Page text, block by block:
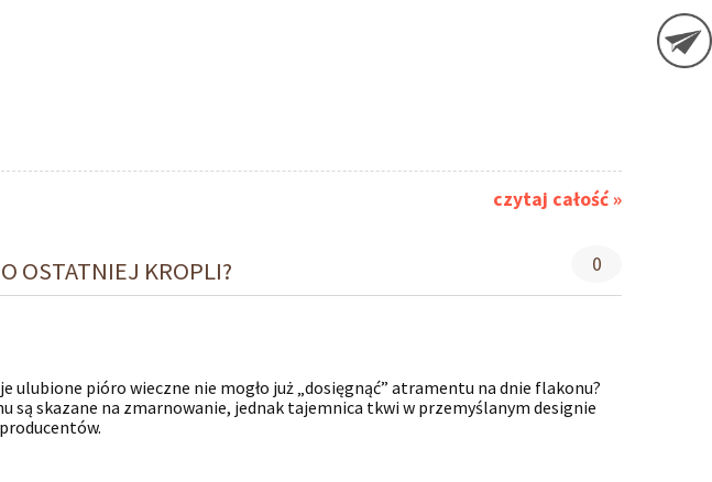
czytaj całość »
OSTATNIEJ KROPLI? 0
ulubione pióro wieczne nie mogło już „dosięgnąć” atramentu na dnie flakonu?
są skazane na zmarnowanie, jednak tajemnica tkwi w przemyślanym designie